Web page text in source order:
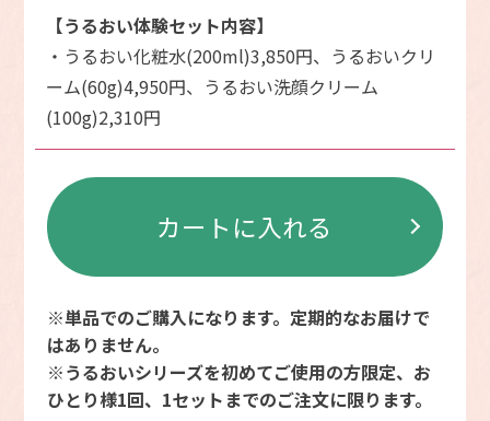
【うるおい体験セット内容】
・うるおい化粧水(200ml)3,850円、うるおいクリ
ーム(60g)4,950円、うるおい洗顔クリーム
(100g)2,310円
カートに入れる
※単品でのご購入になります。定期的なお届けで
はありません。
※うるおいシリーズを初めてご使用の方限定、お
ひとり様1回、1セットまでのご注文に限ります。